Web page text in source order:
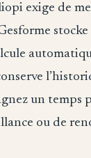
exige de
un temps
ou de